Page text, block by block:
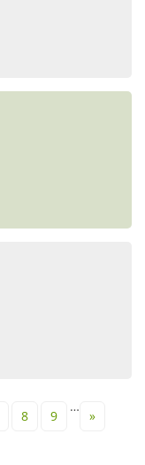
8 9
…
»